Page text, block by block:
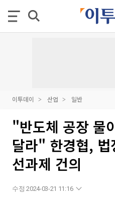
이투데이 산업 일반
"반도체 공장 물
달라" 한경협,
선과제 건의
수정 2024-03-21 11:16